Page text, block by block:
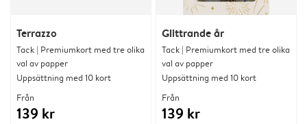
Terrazzo
Tack | Premiumkort med tre olika
val av papper
Uppsättning med 10 kort
Från
139 kr
Glittrande år
Tack | Premiumkort med tre olika
val av papper
Uppsättning med 10 kort
Från
139 kr